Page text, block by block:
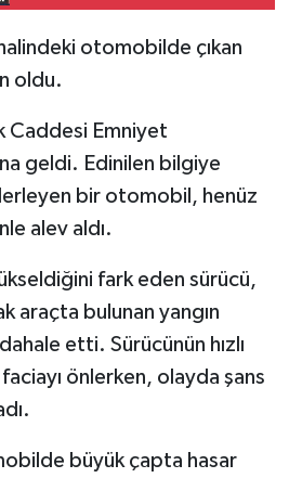
otomobilde çıkan
oldu.
Caddesi Emniyet
geldi. Edinilen bilgiye
bir otomobil, henüz
alev aldı.
fark eden sürücü,
araçta bulunan yangın
etti. Sürücünün hızlı
önlerken, olayda şans
büyük çapta hasar